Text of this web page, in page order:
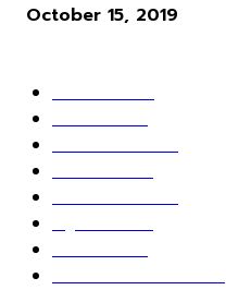
October 15, 2019
ข่าวเกมส์1162
เกม PC604
เกมส์ออนไลน์80
เกมส์มือถือ71
เกมส์คอนโซล67
สกู๊ปพิเศษ63
10 อันดับ24
วางจอย ปล่อยเมาส์23